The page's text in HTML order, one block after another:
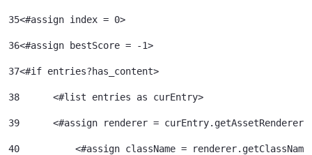
35
36<#assign bestScore = -1>
37<#if entries?has_content>
38
	<#list entries as curEntry>
39
<#assign renderer =
40
<#assign className =